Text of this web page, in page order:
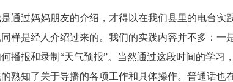
通过妈妈朋友的介绍，才得以在我们县里的电台实
样是经人介绍过来的。我们的实践内容并不多：一
播报和录制“天气预报”。当然通过这段时间的学习
熟知了关于导播的各项工作和具体操作。普通话也